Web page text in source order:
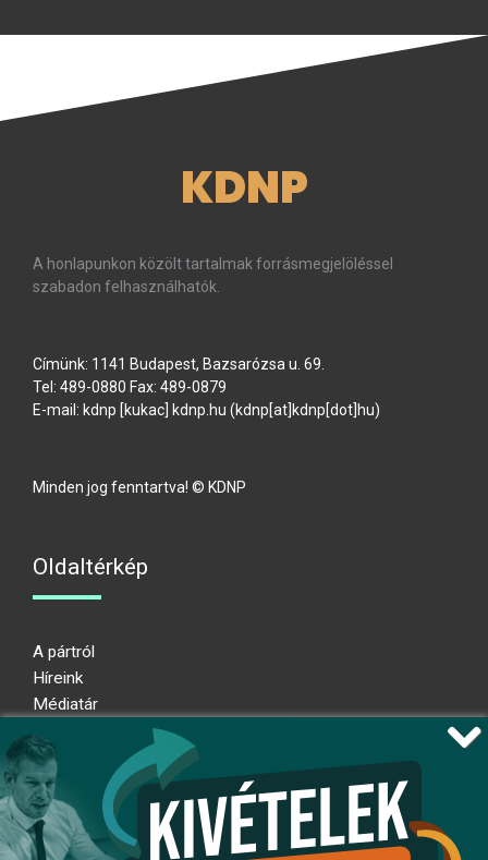
KDNP
A honlapunkon közölt tartalmak forrásmegjelöléssel
szabadon felhasználhatók.
Címünk: 1141 Budapest, Bazsarózsa u. 69.
Tel: 489-0880 Fax: 489-0879
E-mail: kdnp [kukac] kdnp hu (kdnp[at]kdnp[dot]hu)
Minden jog fenntartva! © KDNP
Oldaltérkép
A pártról
Híreink
Médiatár
Adatkezelési nyilatkozat
Átláthatósági nyilatkozat
Ugrás az oldal tetejére